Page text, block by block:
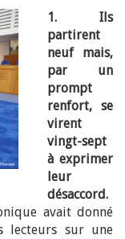
1. Ils
partirent
neuf mais,
par un
prompt
renfort, se
virent
vingt-sept
à exprimer
leur
désaccord.
avait donné
lecteurs sur une